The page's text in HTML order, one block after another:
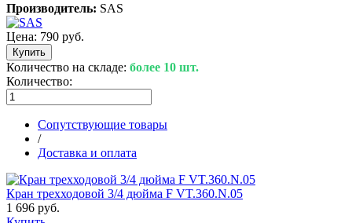
Производитель: SAS
Цена: 790 руб.
Количество на складе: более 10 шт.
Количество:
Сопутствующие товары
/
Доставка и оплата
Кран трехходовой 3/4 дюйма F VT.360.N.05
1 696 руб.